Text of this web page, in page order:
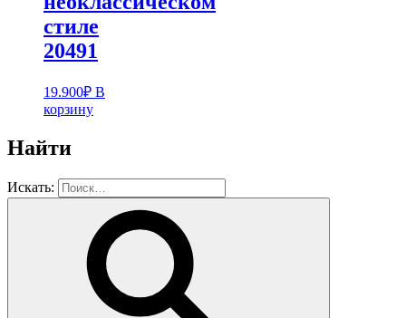
стиле
20491
19.900₽ В
корзину
Найти
Искать: